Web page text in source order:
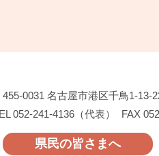
455-0031 名古屋市港区千鳥1-13-
052-241-4136（代表）
FAX
県民の皆さまへ